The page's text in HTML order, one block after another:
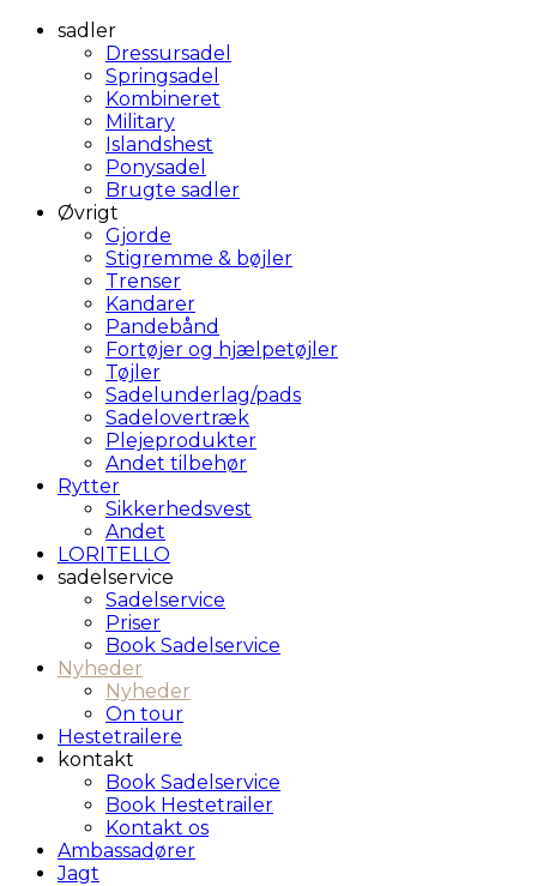
sadler
Dressursadel
Springsadel
Kombineret
Military
Islandshest
Ponysadel
Brugte sadler
Øvrigt
Gjorde
Stigremme & bøjler
Trenser
Kandarer
Pandebånd
Fortøjer og hjælpetøjler
Tøjler
Sadelunderlag/pads
Sadelovertræk
Plejeprodukter
Andet tilbehør
Rytter
Sikkerhedsvest
Andet
LORITELLO
sadelservice
Sadelservice
Priser
Book Sadelservice
Nyheder
Nyheder
On tour
Hestetrailere
kontakt
Book Sadelservice
Book Hestetrailer
Kontakt os
Ambassadører
Jagt